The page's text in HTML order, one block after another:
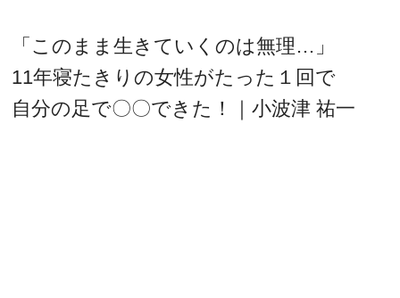
「このまま生きていくのは無理…」
11年寝たきりの女性がたった１回で
自分の足で〇〇できた！｜小波津 祐一